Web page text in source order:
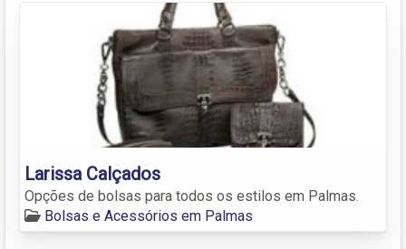
Larissa Calçados
Opções de bolsas para todos os estilos em Palmas.
Bolsas e Acessórios em Palmas